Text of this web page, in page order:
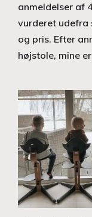
anmeldelser af
vurderet udefra
og pris. Efter
højstole, mine